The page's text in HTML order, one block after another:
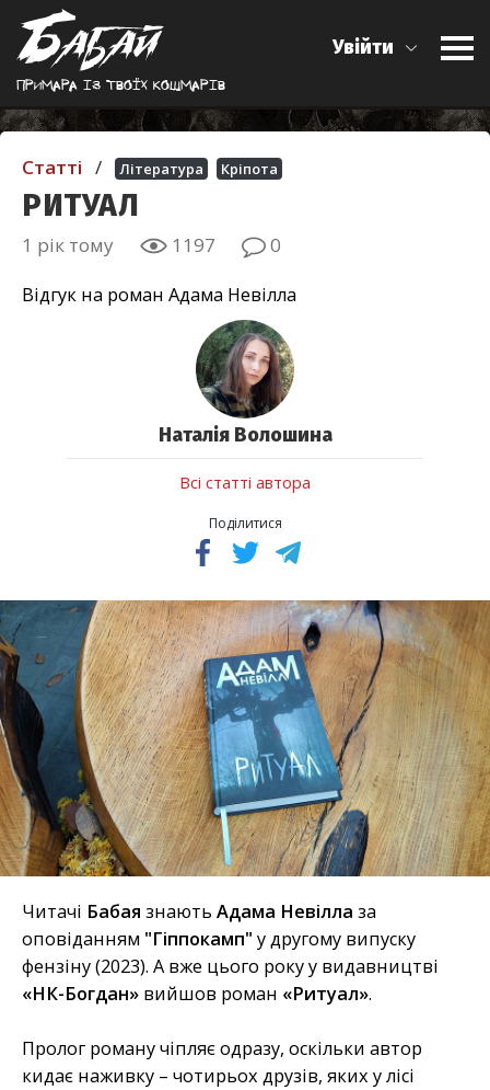
Примара iз твоїх кошмарiв
Увійти
Статті / Література Кріпота
РИТУАЛ
1 рік тому 1197 0
Відгук на роман Адама Невілла
Наталiя Волошина
Всі статті автора
Поділитися
Читачі Бабая знають Адама Невілла за
оповіданням "Гіппокамп" у другому випуску
фензіну (2023). А вже цього року у видавництві
«НК-Богдан» вийшов роман «Ритуал».
Пролог роману чіпляє одразу, оскільки автор
кидає наживку – чотирьох друзів, яких у лісі